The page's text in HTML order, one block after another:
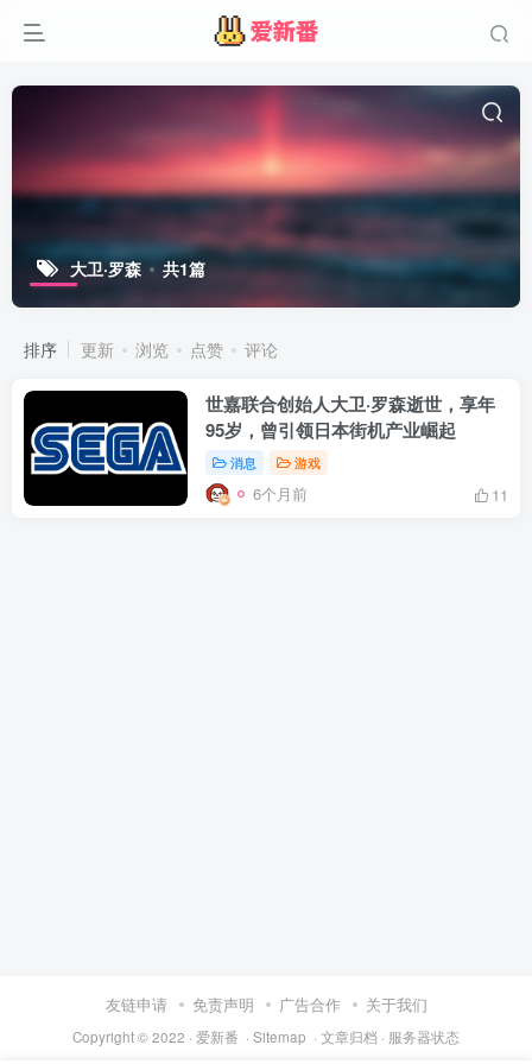
大卫·罗森 共1篇
排序 更新 浏览 点赞 评论
世嘉联合创始人大卫·罗森逝世，享年
95岁，曾引领日本街机产业崛起​
消息 游戏
6个月前 11
友链申请 免责声明 广告合作 关于我们
Copyright © 2022 · 爱新番 · Sitemap · 文章归档 · 服务器状态